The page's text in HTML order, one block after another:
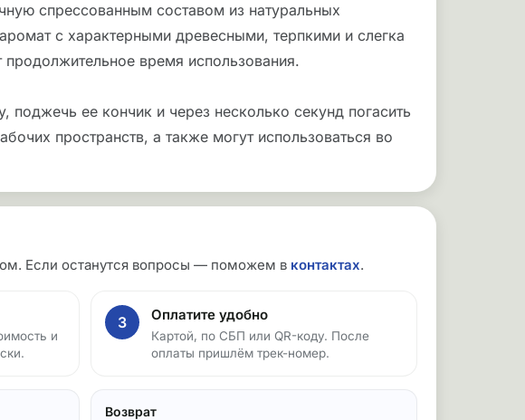
спрессованным составом из натуральных
с характерными древесными, терпкими и слегка
время использования.
поджечь ее кончик и через несколько секунд погасить
пространств, а также могут использоваться во
Если останутся вопросы — поможем в контактах.
и
3 Оплатите удобно
Картой, по СБП или QR-коду. После
оплаты пришлём трек-номер.
Возврат